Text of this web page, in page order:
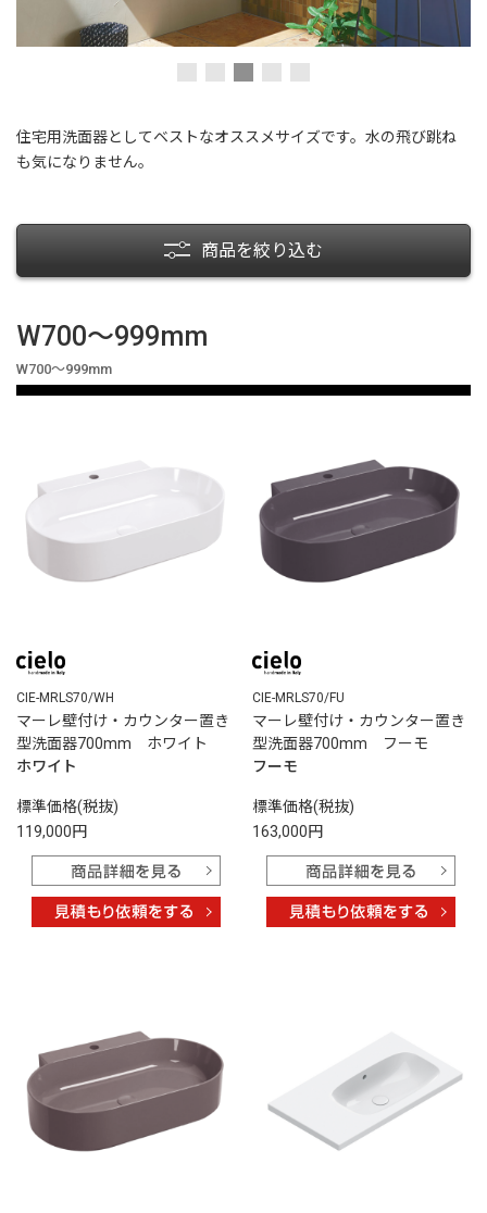
住宅用洗面器としてベストなオススメサイズです。水の飛び跳ね
も気になりません。
商品を絞り込む
W700〜999mm
W700〜999mm
CIE-MRLS70/WH
マーレ壁付け・カウンター置き
型洗面器700mm ホワイト
ホワイト
標準価格(税抜)
119,000円
CIE-MRLS70/FU
マーレ壁付け・カウンター置き
型洗面器700mm フーモ
フーモ
標準価格(税抜)
163,000円